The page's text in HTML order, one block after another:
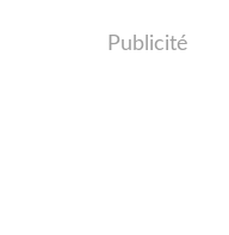
Publicité